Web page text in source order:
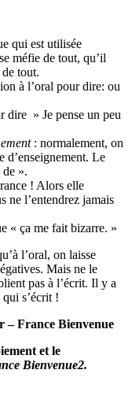
qui est utilisée
méfie de tout, qu’il
tout.
à l’oral pour dire: ou
dire » Je pense un peu
: normalement, on
d’enseignement. Le
».
! Alors elle
ne l’entendrez jamais
« ça me fait bizarre. »
l’oral, on laisse
Mais ne le
pas à l’écrit. Il y a
s’écrit !
France Bienvenue
et le
Bienvenue2.